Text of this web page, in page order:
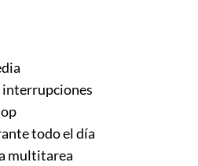
interrupciones
todo el día
multitarea